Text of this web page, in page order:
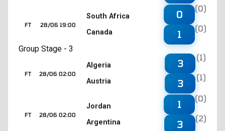
28/06 19:00
FT
South Africa
Canada
0
(0)
1
(0)
Group Stage - 3
28/06 02:00
FT
Algeria
Austria
3
(1)
3
(1)
28/06 02:00
FT
Jordan
Argentina
1
(0)
3
(2)